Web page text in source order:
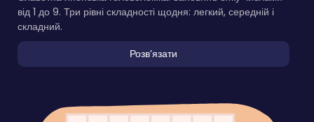
від 1 до 9. Три рівні складності щодня: легкий, середній і
складний.
Розвʼязати